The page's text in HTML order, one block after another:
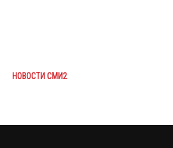
НОВОСТИ СМИ2